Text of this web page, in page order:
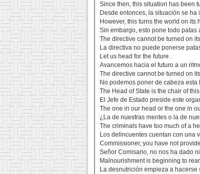
Since then, this situation has been
Desde entonces, la situación se ha
However, this turns the world on its
Sin embargo, esto pone todo patas
The directive cannot be turned on
La directiva no puede ponerse
Let us head for the future .
Avancemos hacia el futuro a un
The directive cannot be turned on
No podemos poner de cabeza esta
The Head of State is the chair of
El Jefe de Estado preside este
The one in our head or the one in
¿La de nuestras mentes o la de
The criminals have too much of a
Los delincuentes cuentan con una
Commissioner, you have not
Señor Comisario, no nos ha dado
Malnourishment is beginning to
La desnutrición empieza a hacerse